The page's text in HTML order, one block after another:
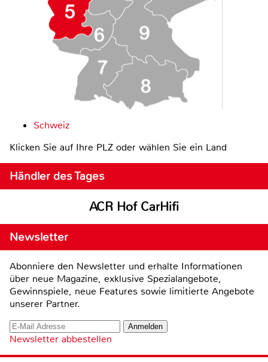
Schweiz
Klicken Sie auf Ihre PLZ oder wählen Sie ein Land
Händler des Tages
ACR Hof CarHifi
Newsletter
Abonniere den Newsletter und erhalte Informationen
über neue Magazine, exklusive Spezialangebote,
Gewinnspiele, neue Features sowie limitierte Angebote
unserer Partner.
Newsletter abbestellen